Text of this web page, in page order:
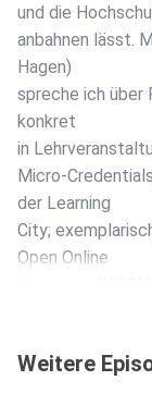
und die
anbahnen lässt.
Hagen)
spreche ich über
konkret
in
Micro-
der Learning
City;
Open Online
Weitere